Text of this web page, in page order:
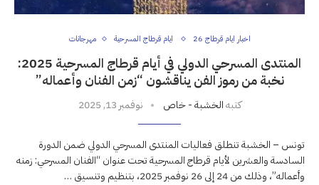
اخبار ايام قرطاج 26 ايام قرطاج المسرحية مهرجانات
المنتدى المسرحي الدولي في أيام قرطاج المسرحية 2025:
نخبة من رموز الفن يناقشون “زمن الفنان وأعماله”
كتبهالخشبة - خاص نوفمبر 13, 2025
تونس – الخشبة تنطلق فعاليات المنتدى المسرحي الدولي ضمن الدورة
السادسة والعشرين لأيام قرطاج المسرحية تحت عنوان “الفنان المسرحي: زمنه
وأعماله”، وذلك من 24 إلى 26 نوفمبر 2025، بتنظيم وتنسيق …